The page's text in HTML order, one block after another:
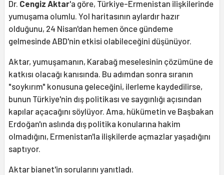
Dr. Cengiz Aktar'a göre, Türkiye-Ermenistan ilişkilerinde
yumuşama olumlu. Yol haritasının aylardır hazır
olduğunu, 24 Nisan'dan hemen önce gündeme
gelmesinde ABD'nin etkisi olabileceğini düşünüyor.
Aktar, yumuşamanın, Karabağ meselesinin çözümüne de
katkısı olacağı kanısında. Bu adımdan sonra sıranın
"soykırım" konusuna geleceğini, ilerleme kaydedilirse,
bunun Türkiye'nin dış politikası ve saygınlığı açısından
kapılar açacağını söylüyor. Ama, hükümetin ve Başbakan
Erdoğan'ın aslında dış politika konularına hakim
olmadığını, Ermenistan'la ilişkilerde açmazlar yaşadığını
saptıyor.
Aktar bianet'in sorularını yanıtladı.